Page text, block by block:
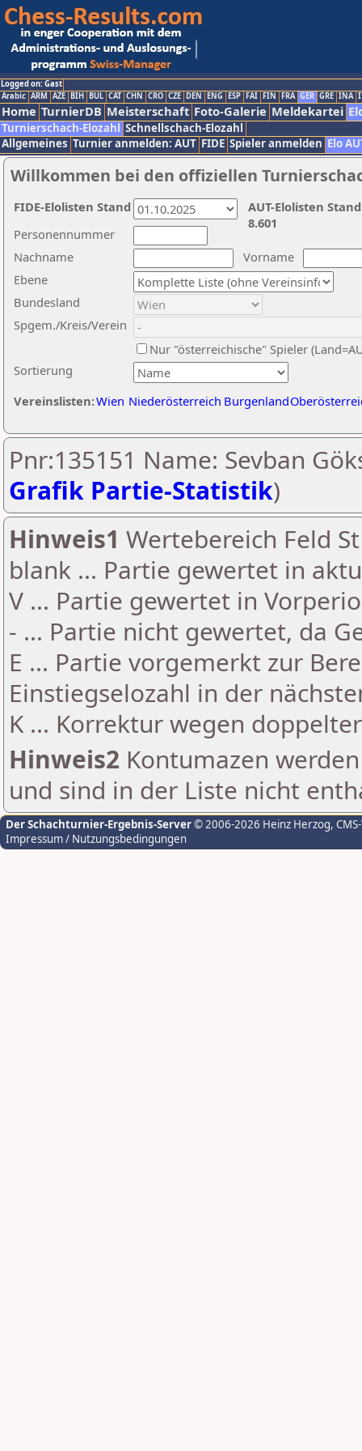
Logged on: Gast
Arabic ARM AZE BIH BUL CAT CHN CRO CZE DEN ENG ESP FAI FIN FRA GER GRE INA
Home TurnierDB Meisterschaft Foto-Galerie Meldekartei
Turnierschach-Elozahl Schnellschach-Elozahl
Allgemeines Turnier anmelden: AUT FIDE Spieler anmelden Elo
Willkommen bei den offiziellen
Nachname
Vorname
Ebene
Sortierung
Personennummer
Bundesland
Spgem./Kreis/Verein
Nur "österreichische" Spieler
Vereinslisten:Wien Niederösterreich Burgenland
AUT-Elolisten
8.601
FIDE-Elolisten Stand
Pnr:135151 Name: Sevban
Grafik Partie-Statistik)
Hinweis1 Wertebereich Feld
blank ... Partie gewertet in
V ... Partie gewertet in
- ... Partie nicht gewertet, da
E ... Partie vorgemerkt zur
Einstiegselozahl in der
K ... Korrektur wegen
Hinweis2 Kontumazen
und sind in der Liste nicht
Der Schachturnier-Ergebnis-Server© 2006-2026 Heinz Herzog,
Impressum / Nutzungsbedingungen